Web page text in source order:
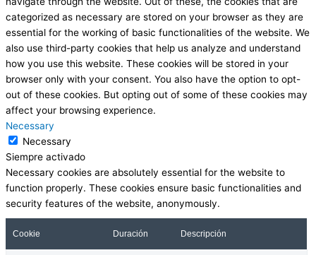
categorized as necessary are stored on your browser as they are
essential for the working of basic functionalities of the website. We
also use third-party cookies that help us analyze and understand
how you use this website. These cookies will be stored in your
browser only with your consent. You also have the option to opt-
out of these cookies. But opting out of some of these cookies may
affect your browsing experience.
Necessary
Necessary
Siempre activado
Necessary cookies are absolutely essential for the website to
function properly. These cookies ensure basic functionalities and
security features of the website, anonymously.
Cookie Duración Descripción